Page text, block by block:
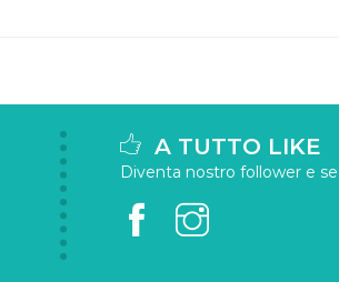
A TUTTO LIKE
Diventa nostro follower e